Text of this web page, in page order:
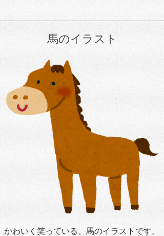
馬のイラスト
かわいく笑っている、馬のイラストです。